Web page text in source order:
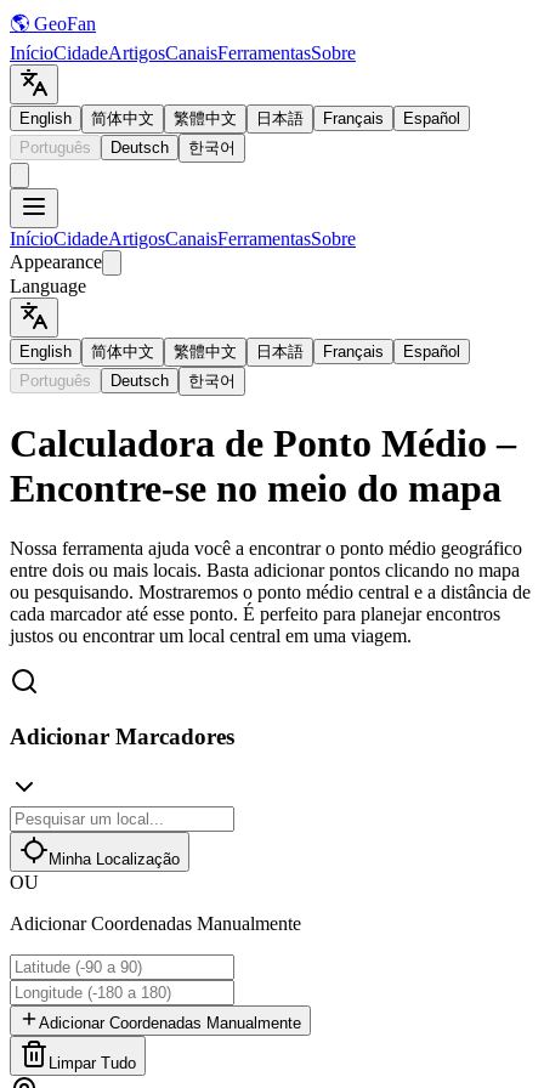
🌎 GeoFan
InícioCidadeArtigosCanaisFerramentasSobre
English 简体中文 繁體中文 日本語 Français
Español
Português
Deutsch 한국어
InícioCidadeArtigosCanaisFerramentasSobre
Appearance
Language
English 简体中文 繁體中文 日本語 Français
Español
Português
Deutsch 한국어
Calculadora de Ponto Médio –
Encontre-se no meio do mapa
Nossa ferramenta ajuda você a encontrar o ponto médio geográfico
entre dois ou mais locais. Basta adicionar pontos clicando no mapa
ou pesquisando. Mostraremos o ponto médio central e a distância de
cada marcador até esse ponto. É perfeito para planejar encontros
justos ou encontrar um local central em uma viagem.
Adicionar Marcadores
Minha Localização
OU
Adicionar Coordenadas Manualmente
Adicionar Coordenadas Manualmente
Limpar Tudo